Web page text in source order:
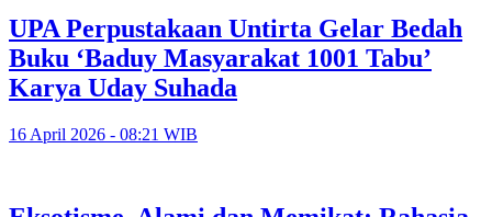
UPA Perpustakaan Untirta Gelar Bedah
Buku ‘Baduy Masyarakat 1001 Tabu’
Karya Uday Suhada
16 April 2026 - 08:21 WIB